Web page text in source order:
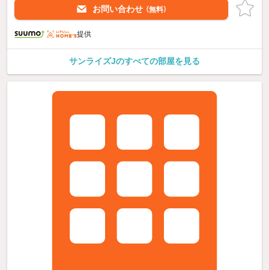
お問い合わせ （無料）
提供
サンライズJのすべての部屋を見る